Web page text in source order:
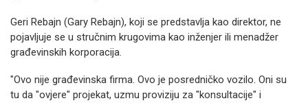
Geri Rebajn (Gary Rebajn), koji se predstavlja kao direktor, ne
pojavljuje se u stručnim krugovima kao inženjer ili menadžer
građevinskih korporacija.
"Ovo nije građevinska firma. Ovo je posredničko vozilo. Oni su
tu da "ovjere" projekat, uzmu proviziju za "konsultacije" i